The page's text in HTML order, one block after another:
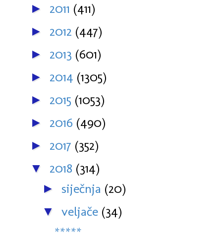
► 2011 (411)
► 2012 (447)
► 2013 (601)
► 2014 (1305)
► 2015 (1053)
► 2016 (490)
► 2017 (352)
▼ 2018 (314)
► siječnja (20)
▼ veljače (34)
*****